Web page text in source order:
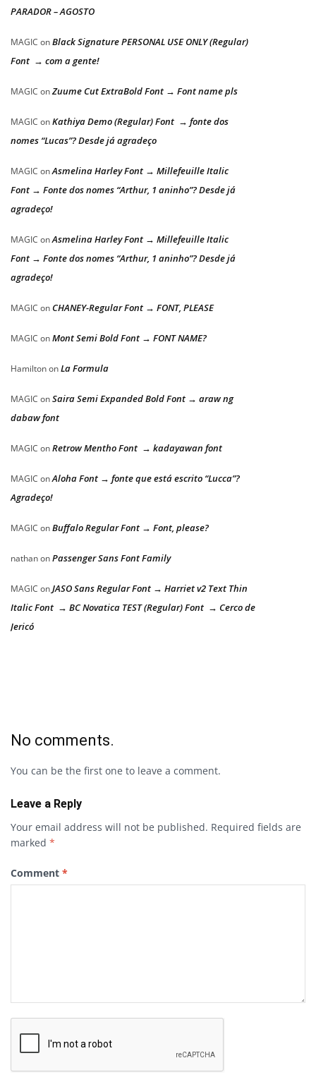
PARADOR – AGOSTO
MAGIC onBlack Signature PERSONAL USE ONLY (Regular)
Font → com a gente!
MAGIC onZuume Cut ExtraBold Font → Font name pls
MAGIC onKathiya Demo (Regular) Font → fonte dos
nomes “Lucas”? Desde já agradeço
MAGIC onAsmelina Harley Font → Millefeuille Italic
Font → Fonte dos nomes “Arthur, 1 aninho”? Desde já
agradeço!
MAGIC onAsmelina Harley Font → Millefeuille Italic
Font → Fonte dos nomes “Arthur, 1 aninho”? Desde já
agradeço!
MAGIC on CHANEY-Regular Font → FONT, PLEASE
MAGIC onMont Semi Bold Font → FONT NAME?
HamiltononLa Formula
MAGIC onSaira Semi Expanded Bold Font → araw ng
dabaw font
MAGIC onRetrow Mentho Font → kadayawan font
MAGIC onAloha Font → fonte que está escrito “Lucca”?
Agradeço!
MAGIC onBuffalo Regular Font → Font, please?
nathanonPassenger Sans Font Family
MAGIC onJASO Sans Regular Font → Harriet v2 Text Thin
Italic Font → BC Novatica TEST (Regular) Font → Cerco de
Jericó
No comments.
You can be the first one to leave a comment.
Leave a Reply
Your email address will not be published. Required fields are
marked *
Comment *